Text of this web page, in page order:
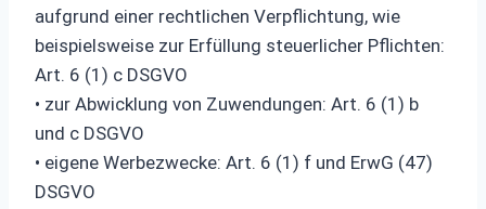
aufgrund einer rechtlichen Verpflichtung, wie
beispielsweise zur Erfüllung steuerlicher Pflichten:
Art. 6 (1) c DSGVO
• zur Abwicklung von Zuwendungen: Art. 6 (1) b
und c DSGVO
• eigene Werbezwecke: Art. 6 (1) f und ErwG (47)
DSGVO